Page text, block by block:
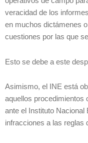
veracidad de los
en muchos dictámenes
cuestiones por las que
Esto se debe a este
Asimismo, el INE está
aquellos procedimientos
ante el Instituto Nacional
infracciones a las reglas